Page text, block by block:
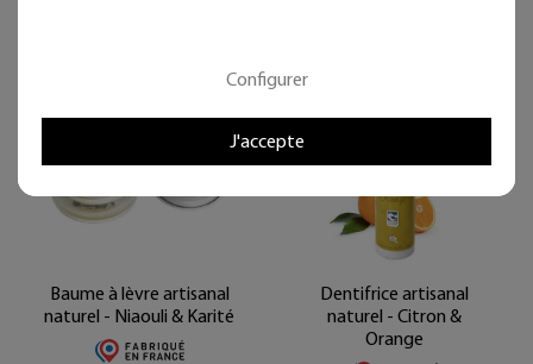
Baume à lèvre artisanal
naturel - Niaouli & Karité
Dentifrice artisanal
naturel - Citron &
Orange
Configurer
J'accepte